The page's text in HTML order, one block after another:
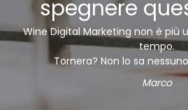
spegnere
Wine Digital Marketing non è più
tempo.
Tornera? Non lo sa
Marco